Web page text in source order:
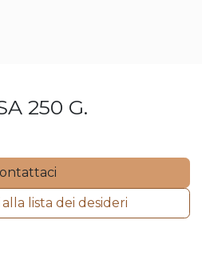
250 G.
lista dei desideri